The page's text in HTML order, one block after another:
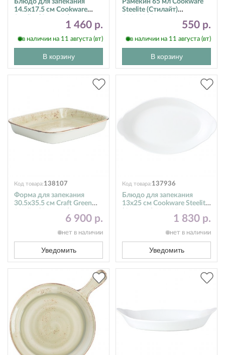
Блюдо для запекания
14.5х17.5 см Cookware
1 460 р.
в наличии на 11 августа (вт)
В корзину
Рамекин 65 мл Cookware
Steelite (Стилайт)
550 р.
в наличии на 11 августа (вт)
В корзину
Код товара:138107
Форма для запекания
30.5х35.5 см Craft Green
6 900 р.
нет в наличии
Уведомить
Код товара:137936
Блюдо для запекания
13х25 см Cookware Steelite
1 830 р.
нет в наличии
Уведомить